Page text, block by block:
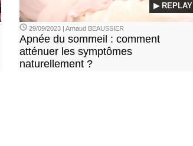
▶ REPLAY
29/09/2023 | Arnaud BEAUSSIER
Apnée du sommeil : comment
atténuer les symptômes
naturellement ?